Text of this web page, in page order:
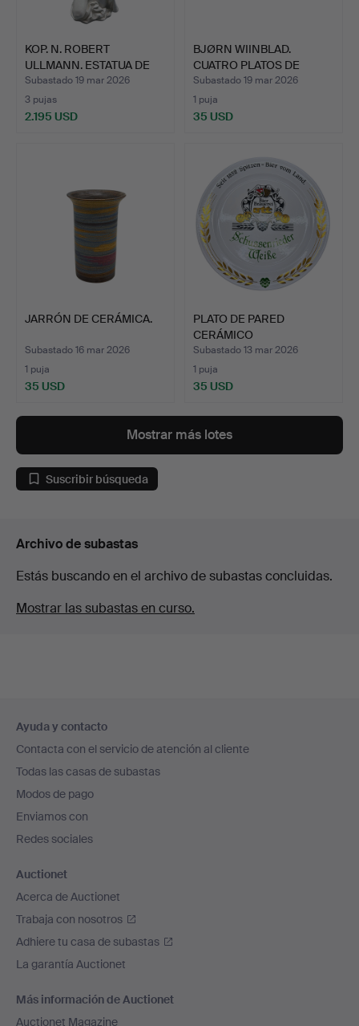
KOP. N. ROBERT
ULLMANN. ESTATUA DE
MEISSEN…
Subastado 19 mar 2026
3 pujas
2.195 USD
BJØRN WIINBLAD.
CUATRO PLATOS DE
PORCELANA…
Subastado 19 mar 2026
1 puja
35 USD
JARRÓN DE CERÁMICA.
Subastado 16 mar 2026
1 puja
35 USD
PLATO DE PARED
CERÁMICO
BIERBRAUEREI OTT.
Subastado 13 mar 2026
1 puja
35 USD
Mostrar más lotes
Suscribir búsqueda
Archivo de subastas
Estás buscando en el archivo de subastas concluidas.
Mostrar las subastas en curso.
en
el
pie
de
página
Ayuda y contacto
Contacta con el servicio de atención al cliente
Todas las casas de subastas
Modos de pago
Enviamos con
Redes sociales
Auctionet
Acerca de Auctionet
Trabaja con nosotros
Adhiere tu casa de subastas
La garantía Auctionet
Más información de Auctionet
Auctionet Magazine